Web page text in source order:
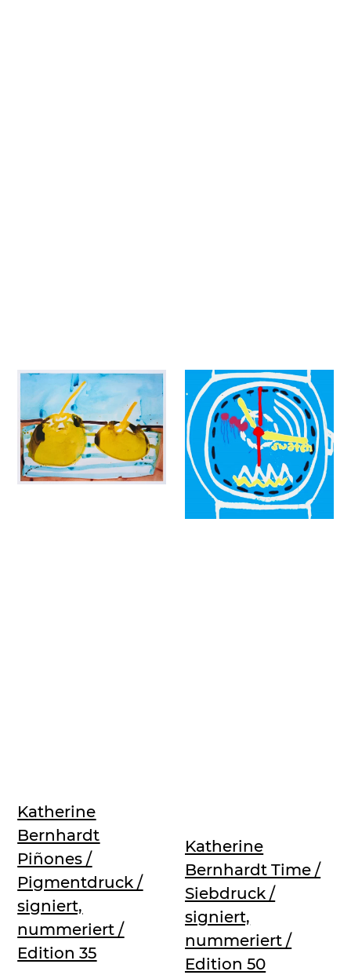
Katherine
Bernhardt
Piñones /
Pigmentdruck /
signiert,
nummeriert /
Edition 35
Katherine
Bernhardt Time /
Siebdruck /
signiert,
nummeriert /
Edition 50